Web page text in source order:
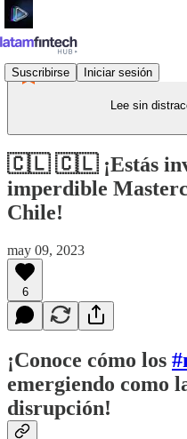
Suscribirse Iniciar sesión
Lee sin
🇨🇱 🇨🇱 ¡Estás
imperdible
Chile!
may 09, 2023
6
¡Conoce cómo los
emergiendo como
disrupción!